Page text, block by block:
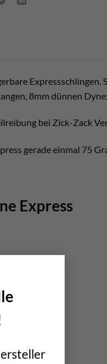
Expressschlingen.
8mm dünnen
bei Zick-Zack
gerade einmal 75
Express